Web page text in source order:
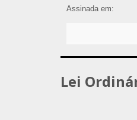
Assinada em:
Lei